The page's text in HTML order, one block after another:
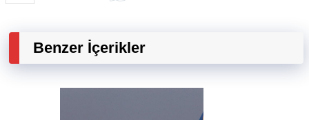
Benzer İçerikler